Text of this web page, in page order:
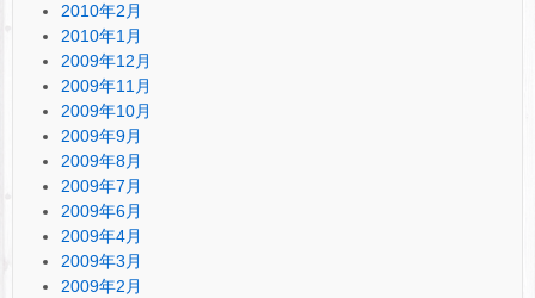
2010年2月
2010年1月
2009年12月
2009年11月
2009年10月
2009年9月
2009年8月
2009年7月
2009年6月
2009年4月
2009年3月
2009年2月